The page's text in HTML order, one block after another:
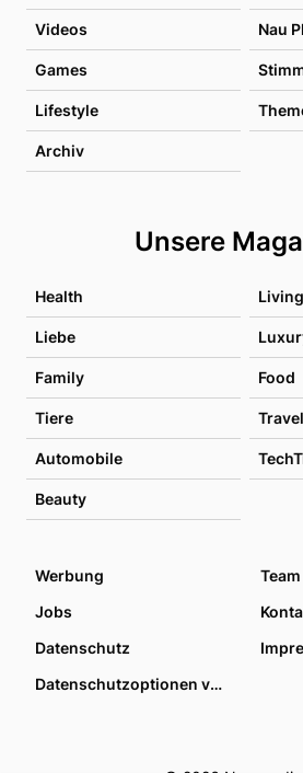
Videos Nau
Games
Lifestyle
Archiv
Unsere
Health Living
Liebe
Family Food
Tiere Travel
Automobile
Beauty
Werbung
Team
Jobs
Datenschutz
Datenschutzoptionen verwalten